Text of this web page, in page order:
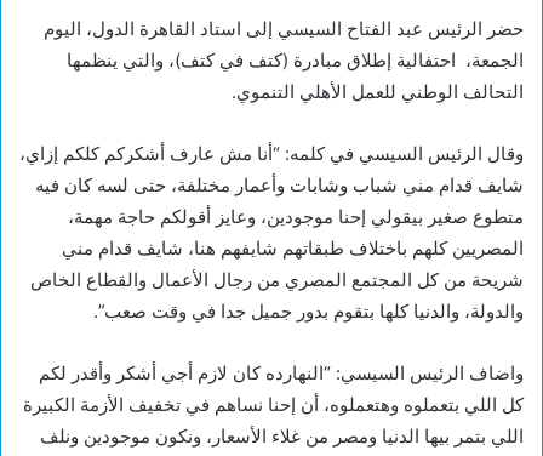
حضر الرئيس عبد الفتاح السيسي إلى استاد القاهرة الدول، اليوم
الجمعة، احتفالية إطلاق مبادرة (كتف في كتف)، والتي ينظمها
التحالف الوطني للعمل الأهلي التنموي.
وقال الرئيس السيسي في كلمه: “أنا مش عارف أشكركم كلكم إزاي،
شايف قدام مني شباب وشابات وأعمار مختلفة، حتى لسه كان فيه
متطوع صغير بيقولي إحنا موجودين، وعايز أقولكم حاجة مهمة،
المصريين كلهم باختلاف طبقاتهم شايفهم هنا، شايف قدام مني
شريحة من كل المجتمع المصري من رجال الأعمال والقطاع الخاص
والدولة، والدنيا كلها بتقوم بدور جميل جدا في وقت صعب”.
واضاف الرئيس السيسي: “النهارده كان لازم أجي أشكر وأقدر لكم
كل اللي بتعملوه وهتعملوه، أن إحنا نساهم في تخفيف الأزمة الكبيرة
اللي بتمر بيها الدنيا ومصر من غلاء الأسعار، ونكون موجودين ونلف